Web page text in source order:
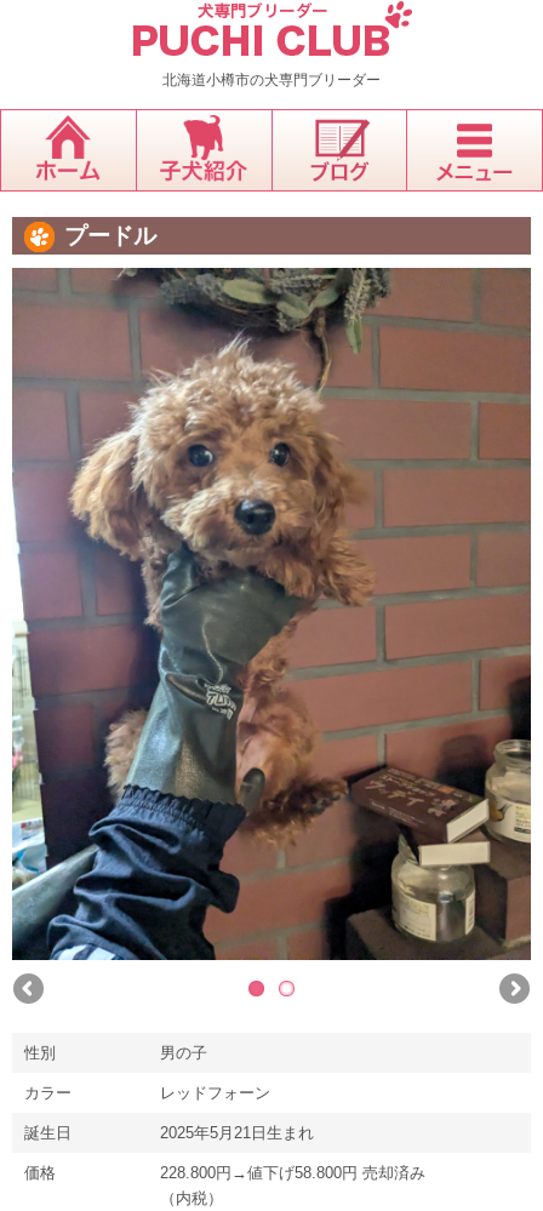
北海道小樽市の犬専門ブリーダー
プードル
性別 男の子
カラー レッドフォーン
誕生日 2025年5月21日生まれ
価格
228.800円→値下げ58.800円 売却済み
（内税）